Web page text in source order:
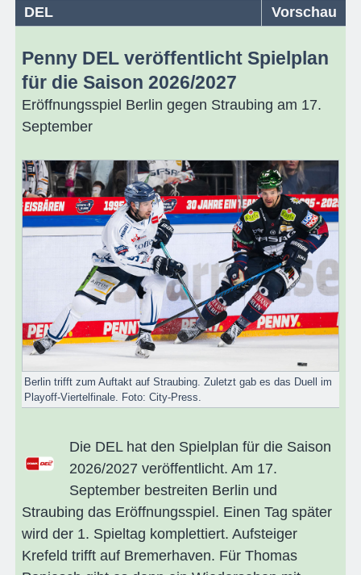
DEL Vorschau
Penny DEL veröffentlicht Spielplan
für die Saison 2026/2027
Eröffnungsspiel Berlin gegen Straubing am 17.
September
Berlin trifft zum Auftakt auf Straubing. Zuletzt gab es das Duell im
Playoff-Viertelfinale. Foto: City-Press.
Die DEL hat den Spielplan für die Saison
2026/2027 veröffentlicht. Am 17.
September bestreiten Berlin und
Straubing das Eröffnungsspiel. Einen Tag später
wird der 1. Spieltag komplettiert. Aufsteiger
Krefeld trifft auf Bremerhaven. Für Thomas